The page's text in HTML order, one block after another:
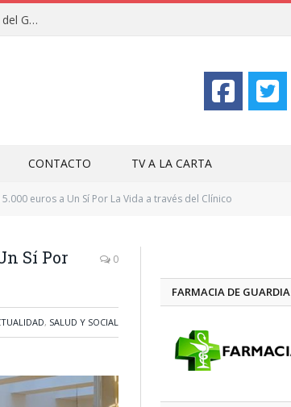
Clausuras de los campamentos de verano en Alhaurín y Villa del Guadalhorce 2026
CONTACTO TV A LA CARTA
euros a Un Sí Por La Vida a través del Clínico
Sí Por
0
, SALUD Y SOCIAL
FARMACIA DE GUARDIA